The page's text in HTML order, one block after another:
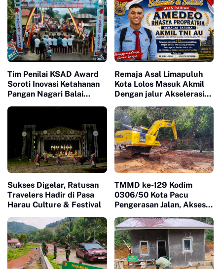
Tim Penilai KSAD Award
Soroti Inovasi Ketahanan
Pangan Nagari Balai
Remaja Asal Limapuluh
Kota Lolos Masuk Akmil
Dengan jalur Akselerasi
Sukses Digelar, Ratusan
Travelers Hadir di Pasa
Harau Culture & Festival
TMMD ke-129 Kodim
0306/50 Kota Pacu
Pengerasan Jalan, Akses
Mendekati Tuntas